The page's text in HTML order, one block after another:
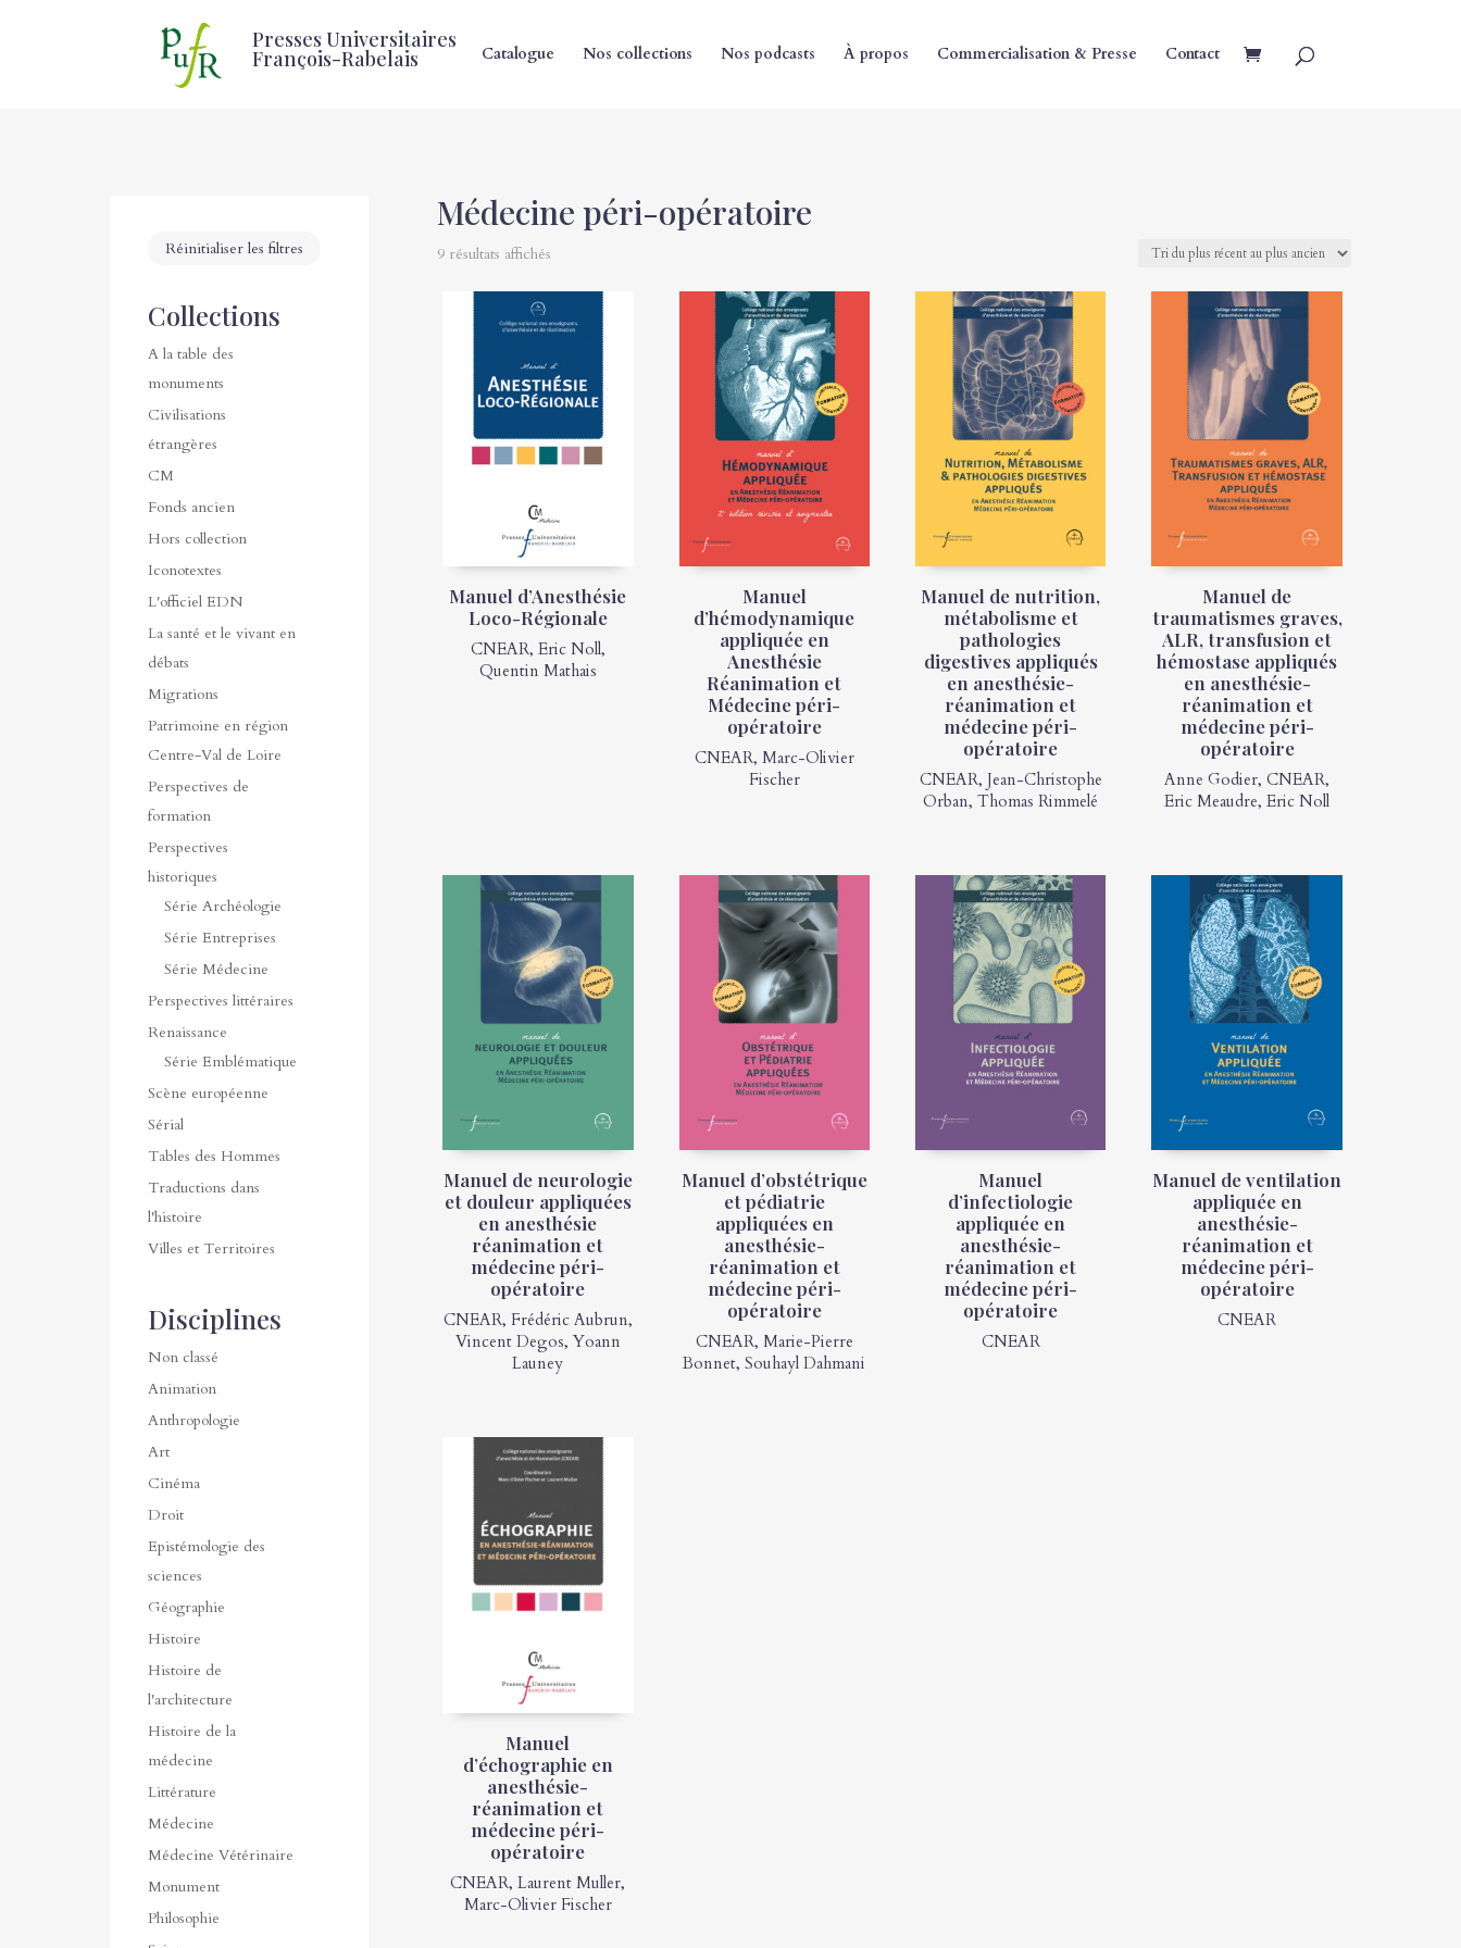
Presses Universitaires
François-Rabelais Catalogue Nos collections Nos podcasts À propos Commercialisation & Presse Contact
Réinitialiser les filtres
Collections
A la table des
monuments
Civilisations
étrangères
CM
Fonds ancien
Hors collection
Iconotextes
L'officiel EDN
La santé et le vivant en
débats
Migrations
Patrimoine en région
Centre-Val de Loire
Perspectives de
formation
Perspectives
historiques
Série Archéologie
Série Entreprises
Série Médecine
Perspectives littéraires
Renaissance
Série Emblématique
Scène européenne
Sérial
Tables des Hommes
Traductions dans
l'histoire
Villes et Territoires
Disciplines
Non classé
Animation
Anthropologie
Art
Cinéma
Droit
Epistémologie des
sciences
Géographie
Histoire
Histoire de
l'architecture
Histoire de la
médecine
Littérature
Médecine
Médecine Vétérinaire
Monument
Philosophie
Médecine péri-opératoire
9 résultats affichés
Manuel d’Anesthésie
Loco-Régionale
CNEAR, Eric Noll,
Quentin Mathais
Manuel
d’hémodynamique
appliquée en
Anesthésie
Réanimation et
Médecine péri-
opératoire
CNEAR, Marc-Olivier
Fischer
Manuel de nutrition,
métabolisme et
pathologies
digestives appliqués
en anesthésie-
réanimation et
médecine péri-
opératoire
CNEAR, Jean-Christophe
Orban,Thomas Rimmelé
Manuel de
traumatismes graves,
ALR, transfusion et
hémostase appliqués
en anesthésie-
réanimation et
médecine péri-
opératoire
Anne Godier,CNEAR,
Eric Meaudre,Eric Noll
Manuel de neurologie
et douleur appliquées
en anesthésie
réanimation et
médecine péri-
opératoire
CNEAR, Frédéric Aubrun,
Vincent Degos, Yoann
Launey
Manuel d’obstétrique
et pédiatrie
appliquées en
anesthésie-
réanimation et
médecine péri-
opératoire
CNEAR, Marie-Pierre
Bonnet,Souhayl Dahmani
Manuel
d’infectiologie
appliquée en
anesthésie-
réanimation et
médecine péri-
opératoire
CNEAR
Manuel de ventilation
appliquée en
anesthésie-
réanimation et
médecine péri-
opératoire
CNEAR
Manuel
d’échographie en
anesthésie-
réanimation et
médecine péri-
opératoire
CNEAR,Laurent Muller,
Marc-Olivier Fischer